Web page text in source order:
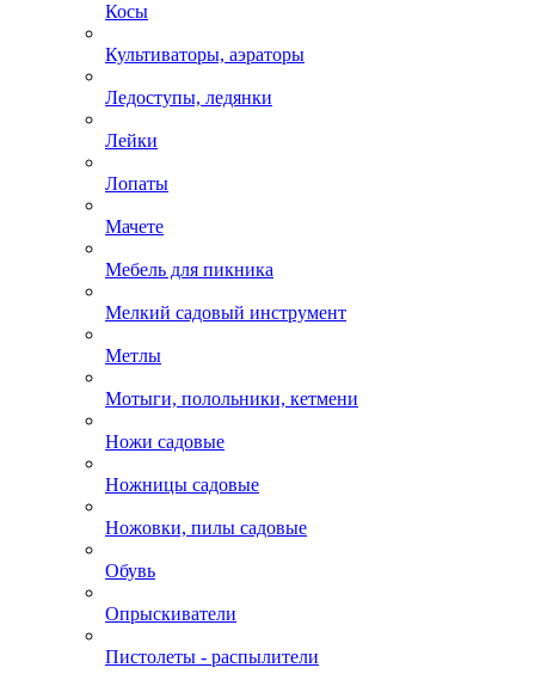
Косы
Культиваторы, аэраторы
Ледоступы, ледянки
Лейки
Лопаты
Мачете
Мебель для пикника
Мелкий садовый инструмент
Метлы
Мотыги, полольники, кетмени
Ножи садовые
Ножницы садовые
Ножовки, пилы садовые
Обувь
Опрыскиватели
Пистолеты - распылители